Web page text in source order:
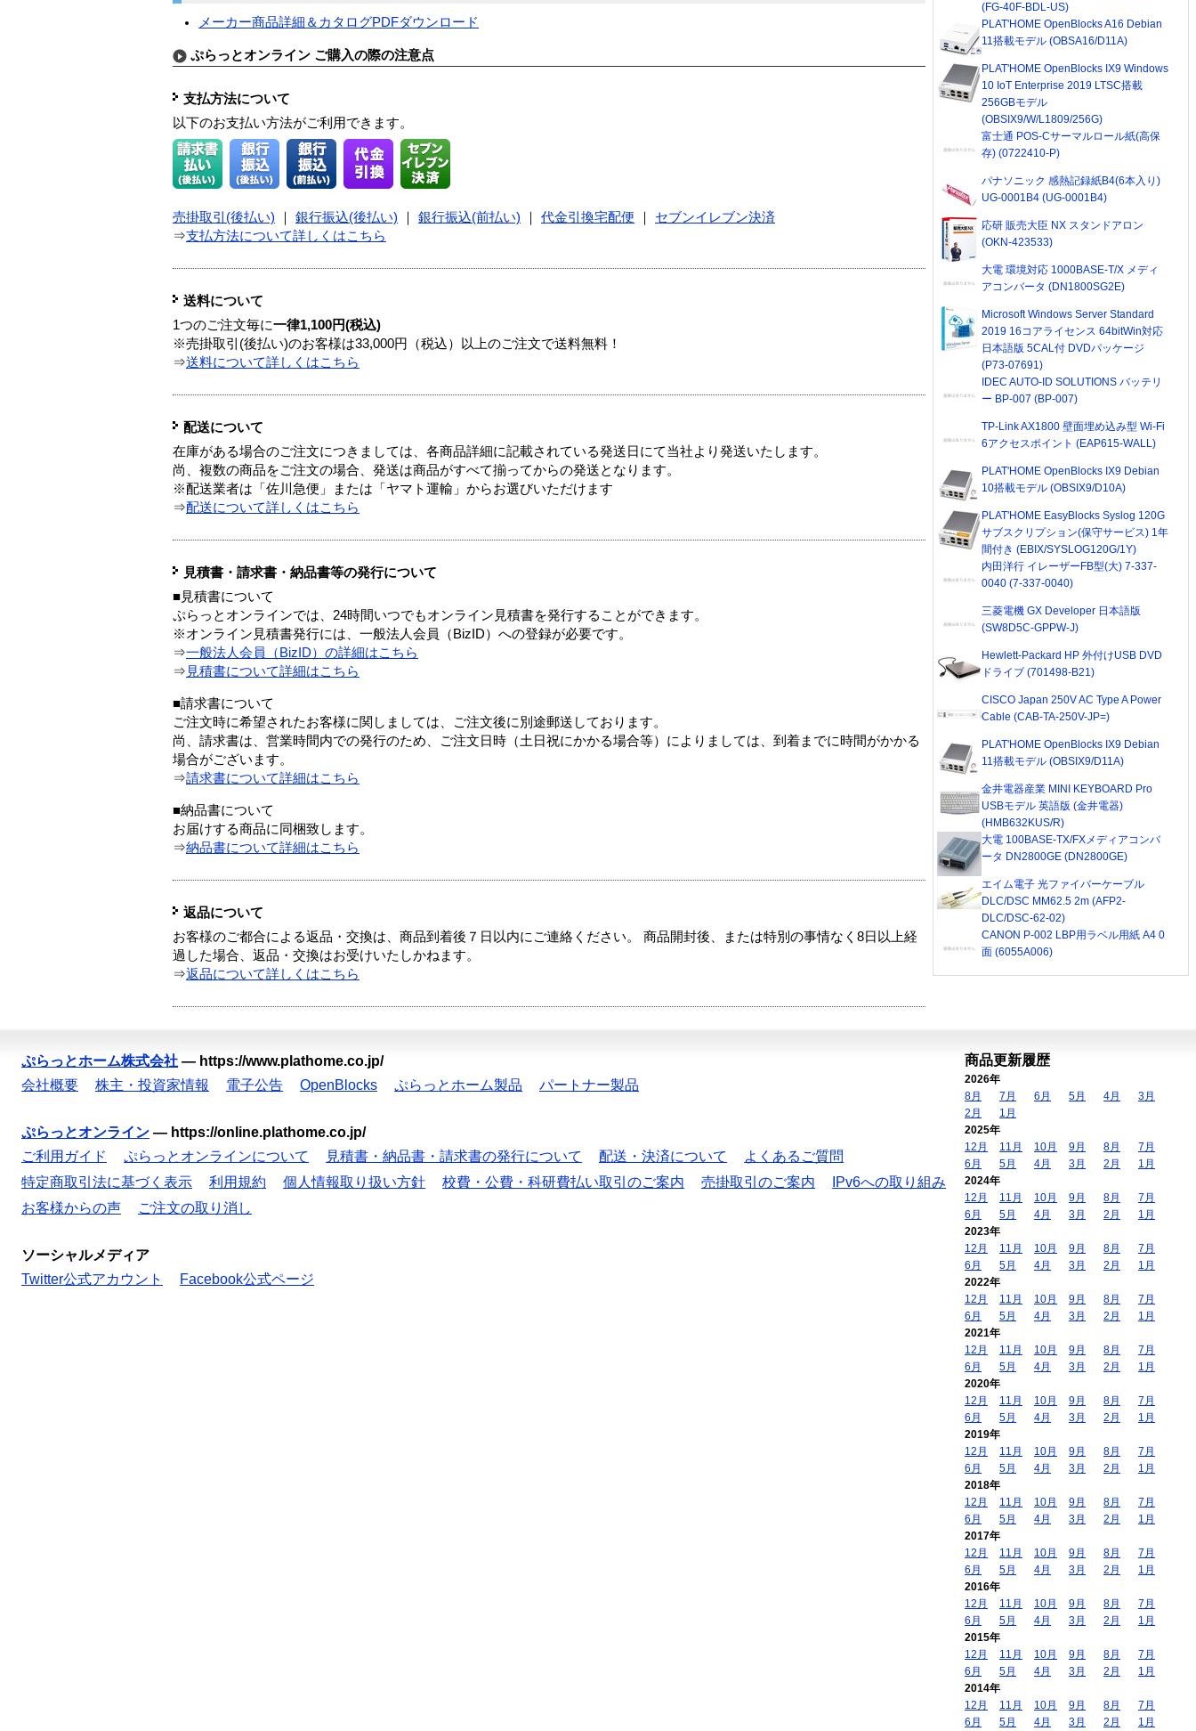
メーカー商品詳細＆カタログPDFダウンロード
ぷらっとオンライン ご購入の際の注意点
支払方法について
以下のお支払い方法がご利用できます。
売掛取引(後払い) 銀行振込(後払い) 銀行振込(前払い) 代金引換宅配便
セブンイレブン決済
⇒支払方法について詳しくはこちら
送料について
1つのご注文毎に一律1,100円(税込)
※売掛取引(後払い)のお客様は33,000円（税込）以上のご注文で送料無料！
⇒送料について詳しくはこちら
配送について
在庫がある場合のご注文につきましては、各商品詳細に記載されている発送日にて当社より発送いたします。
尚、複数の商品をご注文の場合、発送は商品がすべて揃ってからの発送となります。
※配送業者は「佐川急便」または「ヤマト運輸」からお選びいただけます
⇒配送について詳しくはこちら
見積書・請求書・納品書等の発行について
■見積書について
ぷらっとオンラインでは、24時間いつでもオンライン見積書を発行することができます。
※オンライン見積書発行には、一般法人会員（BizID）への登録が必要です。
⇒一般法人会員（BizID）の詳細はこちら
⇒ 見積書について詳細はこちら
■請求書について
ご注文時に希望されたお客様に関しましては、ご注文後に別途郵送しております。
尚、請求書は、営業時間内での発行のため、ご注文日時（土日祝にかかる場合等）によりましては、到着までに時間がかかる
場合がございます。
⇒請求書について詳細はこちら
■納品書について
お届けする商品に同梱致します。
⇒納品書について詳細はこちら
返品について
お客様のご都合による返品・交換は、商品到着後７日以内にご連絡ください。 商品開封後、または特別の事情なく8日以上経
過した場合、返品・交換はお受けいたしかねます。
⇒返品について詳しくはこちら
(FG-40F-BDL-US)
PLAT'HOME OpenBlocks A16 Debian
11搭載モデル (OBSA16/D11A)
PLAT'HOME OpenBlocks IX9 Windows
10 IoT Enterprise 2019 LTSC搭載
256GBモデル
(OBSIX9/W/L1809/256G)
富士通 POS-Cサーマルロール紙(高保
存) (0722410-P)
パナソニック 感熱記録紙B4(6本入り)
UG-0001B4 (UG-0001B4)
応研 販売大臣 NX スタンドアロン
(OKN-423533)
大電 環境対応 1000BASE-T/X メディ
アコンバータ (DN1800SG2E)
Microsoft Windows Server Standard
2019 16コアライセンス 64bitWin対応
日本語版 5CAL付 DVDパッケージ
(P73-07691)
IDEC AUTO-ID SOLUTIONS バッテリ
ー BP-007 (BP-007)
TP-Link AX1800 壁面埋め込み型 Wi-Fi
6アクセスポイント (EAP615-WALL)
PLAT'HOME OpenBlocks IX9 Debian
10搭載モデル (OBSIX9/D10A)
PLAT'HOME EasyBlocks Syslog 120G
サブスクリプション(保守サービス) 1年
間付き (EBIX/SYSLOG120G/1Y)
内田洋行 イレーザーFB型(大) 7-337-
0040 (7-337-0040)
三菱電機 GX Developer 日本語版
(SW8D5C-GPPW-J)
Hewlett-Packard HP 外付けUSB DVD
ドライブ (701498-B21)
CISCO Japan 250V AC Type A Power
Cable (CAB-TA-250V-JP=)
PLAT'HOME OpenBlocks IX9 Debian
11搭載モデル (OBSIX9/D11A)
金井電器産業 MINI KEYBOARD Pro
USBモデル 英語版 (金井電器)
(HMB632KUS/R)
大電 100BASE-TX/FXメディアコンバ
ータ DN2800GE (DN2800GE)
エイム電子 光ファイバーケーブル
DLC/DSC MM62.5 2m (AFP2-
DLC/DSC-62-02)
CANON P-002 LBP用ラベル用紙 A4 0
面 (6055A006)
ぷらっとホーム株式会社 — https://www.plathome.co.jp/
会社概要
株主・投資家情報 電子公告 OpenBlocks ぷらっとホーム製品 パートナー製品
ぷらっとオンライン — https://online.plathome.co.jp/
ご利用ガイド
ぷらっとオンラインについて 見積書・納品書・請求書の発行について 配送・決済について
よくあるご質問
特定商取引法に基づく表示
利用規約 個人情報取り扱い方針 校費・公費・科研費払い取引のご案内 売掛取引のご案内
IPv6への取り組み
お客様からの声
ご注文の取り消し
ソーシャルメディア
Twitter公式アカウント
Facebook公式ページ
商品更新履歴
2026年
8月
7月 6月 5月 4月
3月
2月
1月
2025年
12月
11月 10月 9月 8月
7月
6月
5月 4月 3月 2月
1月
2024年
12月
11月 10月 9月 8月
7月
6月
5月 4月 3月 2月
1月
2023年
12月
11月 10月 9月 8月
7月
6月
5月 4月 3月 2月
1月
2022年
12月
11月 10月 9月 8月
7月
6月
5月 4月 3月 2月
1月
2021年
12月
11月 10月 9月 8月
7月
6月
5月 4月 3月 2月
1月
2020年
12月
11月 10月 9月 8月
7月
6月
5月 4月 3月 2月
1月
2019年
12月
11月 10月 9月 8月
7月
6月
5月 4月 3月 2月
1月
2018年
12月
11月 10月 9月 8月
7月
6月
5月 4月 3月 2月
1月
2017年
12月
11月 10月 9月 8月
7月
6月
5月 4月 3月 2月
1月
2016年
12月
11月 10月 9月 8月
7月
6月
5月 4月 3月 2月
1月
2015年
12月
11月 10月 9月 8月
7月
6月
5月 4月 3月 2月
1月
2014年
12月
11月 10月 9月 8月
7月
6月
5月 4月 3月 2月 1月